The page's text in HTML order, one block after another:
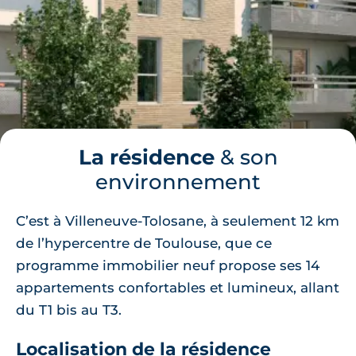
La résidence& son
environnement
C’est à Villeneuve-Tolosane, à seulement 12 km
de l’hypercentre de Toulouse, que ce
programme immobilier neuf propose ses 14
appartements confortables et lumineux, allant
du T1 bis au T3.
Localisation de la résidence